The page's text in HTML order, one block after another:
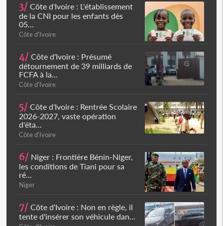
3/ Côte d'Ivoire : L'établissement
de la CNI pour les enfants dès
05...
Côte d'Ivoire
4/ Côte d'Ivoire : Présumé
détournement de 39 milliards de
FCFA à la...
Côte d'Ivoire
5/ Côte d'Ivoire : Rentrée Scolaire
2026-2027, vaste opération
d'éta...
Côte d'Ivoire
6/ Niger : Frontière Bénin-Niger,
les conditions de Tiani pour sa
ré...
Niger
7/ Côte d'Ivoire : Non en règle, il
tente d'insérer son véhicule dan...